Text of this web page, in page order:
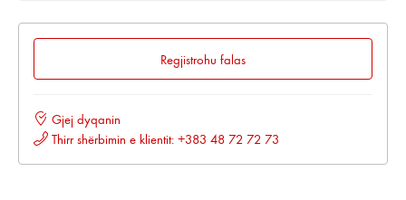
Regjistrohu falas
Gjej dyqanin
Thirr shërbimin e klientit: +383 48 72 72 73